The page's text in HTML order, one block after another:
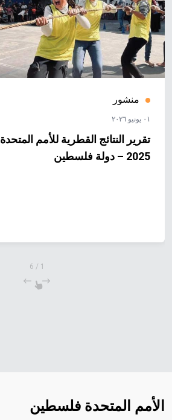
منشور
٠١ يونيو ٢٠٢٦
تقرير النتائج القطرية للأمم المتحدة
2025 – دولة فلسطين
1
/
6
الأمم المتحدة فلسطين